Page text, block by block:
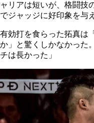
ャリアは短いが、格闘技
でジャッジに好印象を与
有効打を食らった拓真は
か」と驚くしかなかった
チは長かった」